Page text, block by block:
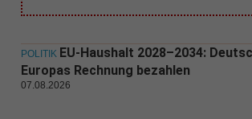
POLITIK EU-Haushalt 2028–2034:
Europas Rechnung bezahlen
07.08.2026